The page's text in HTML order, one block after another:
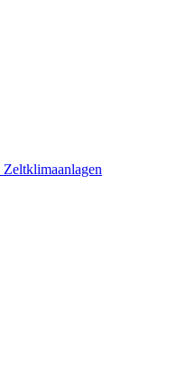
Zeltklimaanlagen